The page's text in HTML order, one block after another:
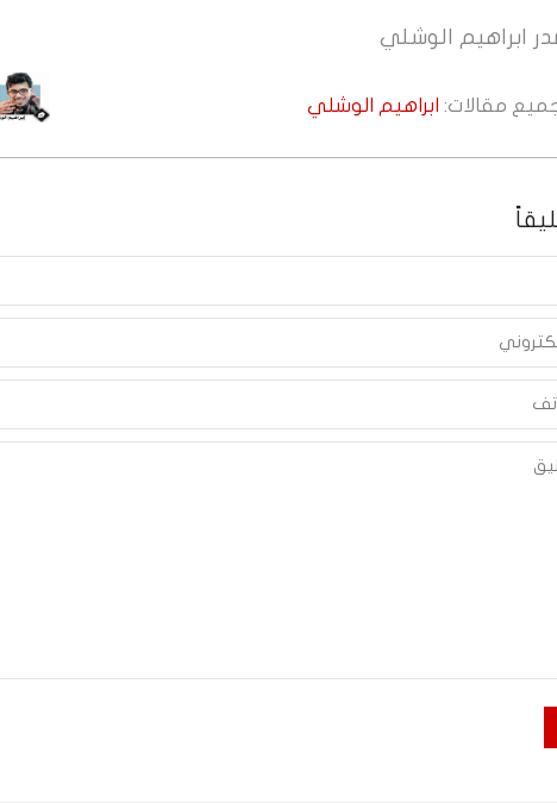
ابراهيم الوشلي
جميع مقالات: ابراهيم الوشلي